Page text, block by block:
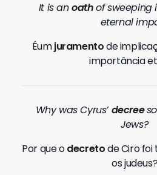
It is anoathof sweeping
eternal
Éumjuramentode
importância
Why was Cyrus’decree
Jews?
Por que odecretode Ciro
os